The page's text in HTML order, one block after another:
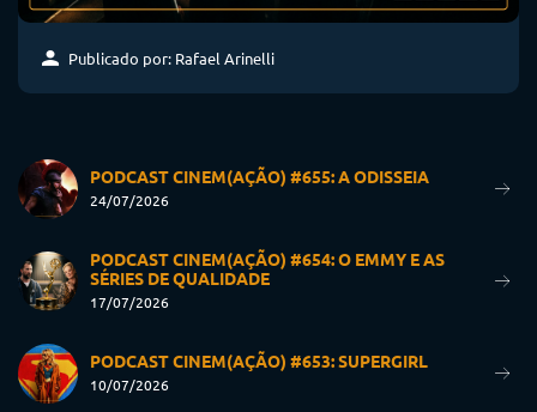
Publicado por: Rafael Arinelli
PODCAST CINEM(AÇÃO) #655: A ODISSEIA
24/07/2026
PODCAST CINEM(AÇÃO) #654: O EMMY E AS
SÉRIES DE QUALIDADE
17/07/2026
PODCAST CINEM(AÇÃO) #653: SUPERGIRL
10/07/2026